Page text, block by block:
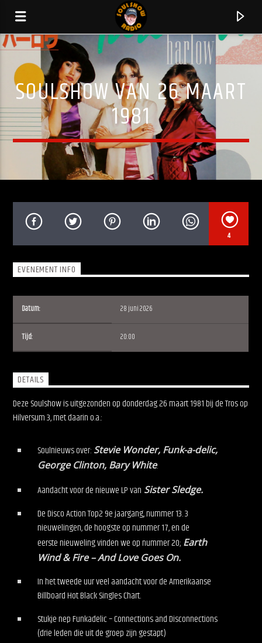
HUIDIG NUMMER
SOULSHOW VAN 26 MAART
1981
4
EVENEMENT INFO
Datum: 28 juni 2026
Tijd: 20:00
DETAILS
Deze Soulshow is uitgezonden op donderdag 26 maart 1981bij de Tros op
Hilversum 3, met daarin o.a.:
Soulnieuws over: Stevie Wonder, Funk-a-delic,
George Clinton, Bary White.
Aandacht voor de nieuwe LP van Sister Sledge.
De Disco Action Top2 9e jaargang, nummer 13. 3
nieuwelingen, de hoogste op nummer 17, en de
eerste nieuweling vinden we op nummer 20; Earth
Wind & Fire – And Love Goes On.
In het tweede uur veel aandacht voor de Amerikaanse
Billboard Hot Black Singles Chart.
Stukje nep Funkadelic – Connections and Disconnections
(drie leden die uit de groep zijn gestapt)